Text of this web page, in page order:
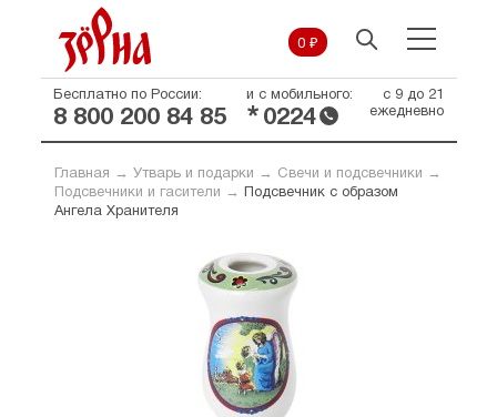
0 ₽
Бесплатно по России:
8 800 200 84 85
и с мобильного:
* 0224
с 9 до 21
ежедневно
Главная → Утварь и подарки → Свечи и подсвечники →
Подсвечники и гасители →
Подсвечник с образом
Ангела Хранителя